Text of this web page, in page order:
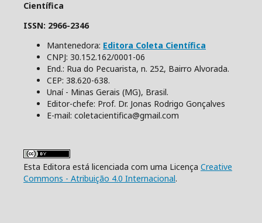
Científica
ISSN: 2966-2346
Mantenedora: Editora Coleta Científica
CNPJ: 30.152.162/0001-06
End.: Rua do Pecuarista, n. 252, Bairro Alvorada.
CEP: 38.620-638.
Unaí - Minas Gerais (MG), Brasil.
Editor-chefe: Prof. Dr. Jonas Rodrigo Gonçalves
E-mail: coletacientifica@gmail.com
Esta Editora está licenciada com uma Licença Creative
Commons - Atribuição 4.0 Internacional.